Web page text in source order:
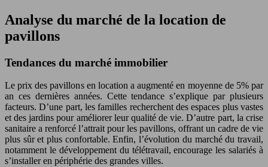
Analyse du marché de la location de
pavillons
Tendances du marché immobilier
Le prix des pavillons en location a augmenté en moyenne de 5% par
an ces dernières années. Cette tendance s’explique par plusieurs
facteurs. D’une part, les familles recherchent des espaces plus vastes
et des jardins pour améliorer leur qualité de vie. D’autre part, la crise
sanitaire a renforcé l’attrait pour les pavillons, offrant un cadre de vie
plus sûr et plus confortable. Enfin, l’évolution du marché du travail,
notamment le développement du télétravail, encourage les salariés à
s’installer en périphérie des grandes villes.